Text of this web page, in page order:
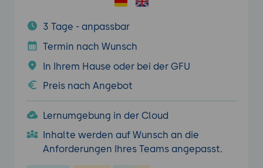
3 Tage - anpassbar
Termin nach Wunsch
In Ihrem Hause oder bei der GFU
Preis nach Angebot
Lernumgebung in der Cloud
Inhalte werden auf Wunsch an die
Anforderungen Ihres Teams angepasst.